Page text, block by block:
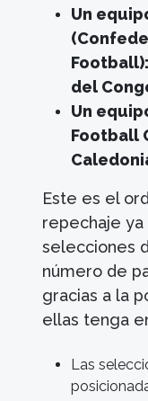
Un
del
Un
Football
Este es el
repechaje ya
selecciones
número de
gracias a la
ellas tenga
Las